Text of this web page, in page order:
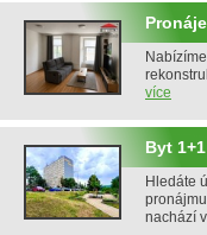
více
Byt
Hledáte
nachází